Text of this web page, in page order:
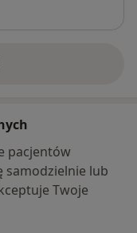
pacjentów
samodzielnie lub
Twoje